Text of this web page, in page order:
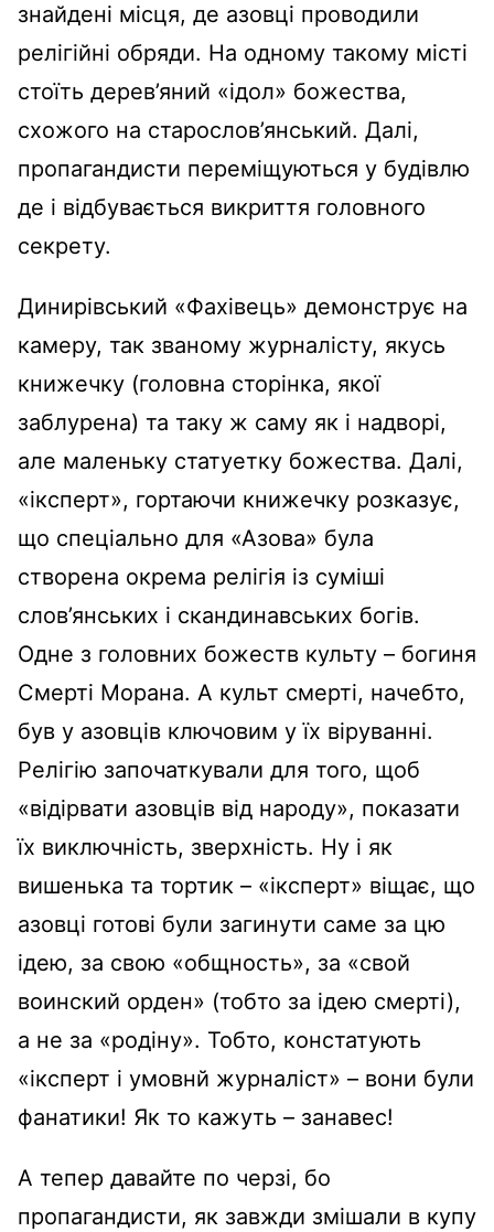
знайдені місця, де азовці проводили
релігійні обряди. На одному такому місті
стоїть дерев’яний «ідол» божества,
схожого на старослов’янський. Далі,
пропагандисти переміщуються у будівлю
де і відбувається викриття головного
секрету.
Динирівський «Фахівець» демонструє на
камеру, так званому журналісту, якусь
книжечку (головна сторінка, якої
заблурена) та таку ж саму як і надворі,
але маленьку статуетку божества. Далі,
«іксперт», гортаючи книжечку розказує,
що спеціально для «Азова» була
створена окрема релігія із суміші
слов’янських і скандинавських богів.
Одне з головних божеств культу – богиня
Смерті Морана. А культ смерті, начебто,
був у азовців ключовим у їх віруванні.
Релігію започаткували для того, щоб
«відірвати азовців від народу», показати
їх виключність, зверхність. Ну і як
вишенька та тортик – «іксперт» віщає, що
азовці готові були загинути саме за цю
ідею, за свою «общность», за «свой
воинский орден» (тобто за ідею смерті),
а не за «родіну». Тобто, констатують
«іксперт і умовнй журналіст» – вони були
фанатики! Як то кажуть – занавес!
А тепер давайте по черзі, бо
пропагандисти, як завжди змішали в купу